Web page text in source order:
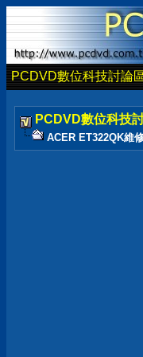
PCDVD數位科技討論
PCDVD數位科技
ACER ET322QK維